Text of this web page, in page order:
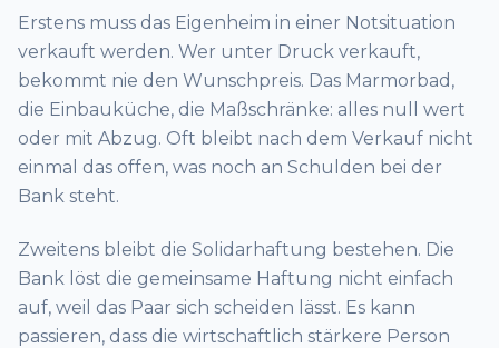
Erstens muss das Eigenheim in einer Notsituation
verkauft werden. Wer unter Druck verkauft,
bekommt nie den Wunschpreis. Das Marmorbad,
die Einbauküche, die Maßschränke: alles null wert
oder mit Abzug. Oft bleibt nach dem Verkauf nicht
einmal das offen, was noch an Schulden bei der
Bank steht.
Zweitens bleibt die Solidarhaftung bestehen. Die
Bank löst die gemeinsame Haftung nicht einfach
auf, weil das Paar sich scheiden lässt. Es kann
passieren, dass die wirtschaftlich stärkere Person